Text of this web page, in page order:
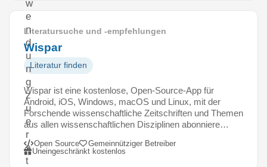
w
e
n
d
u
n
g
z
u
e
r
s
t
Literatursuche und -empfehlungen
Wispar
Literatur finden
Wispar ist eine kostenlose, Open-Source-App für
Android, iOS, Windows, macOS und Linux, mit der
Forschende wissenschaftliche Zeitschriften und Themen
aus allen wissenschaftlichen Disziplinen abonniere…
Open Source
Gemeinnütziger Betreiber
Uneingeschränkt kostenlos